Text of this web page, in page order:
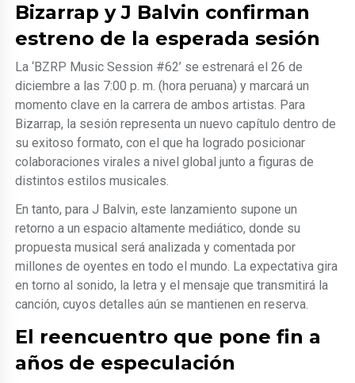
Bizarrap y J Balvin confirman
estreno de la esperada sesión
La ‘BZRP Music Session #62’ se estrenará el 26 de
diciembre a las 7:00 p. m. (hora peruana) y marcará un
momento clave en la carrera de ambos artistas. Para
Bizarrap, la sesión representa un nuevo capítulo dentro de
su exitoso formato, con el que ha logrado posicionar
colaboraciones virales a nivel global junto a figuras de
distintos estilos musicales.
En tanto, para J Balvin, este lanzamiento supone un
retorno a un espacio altamente mediático, donde su
propuesta musical será analizada y comentada por
millones de oyentes en todo el mundo. La expectativa gira
en torno al sonido, la letra y el mensaje que transmitirá la
canción, cuyos detalles aún se mantienen en reserva.
El reencuentro que pone fin a
años de especulación